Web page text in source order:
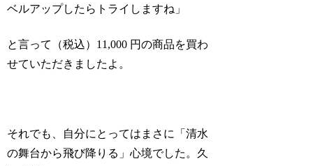
ベルアップしたらトライしますね」
と言って（税込）11,000 円の商品を買わ
せていただきましたよ。
それでも、自分にとってはまさに「清水
の舞台から飛び降りる」心境でした。久